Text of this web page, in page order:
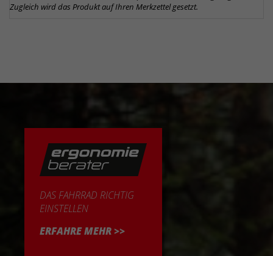
Zugleich wird das Produkt auf Ihren Merkzettel gesetzt.
DAS FAHRRAD RICHTIG
EINSTELLEN
ERFAHRE MEHR >>